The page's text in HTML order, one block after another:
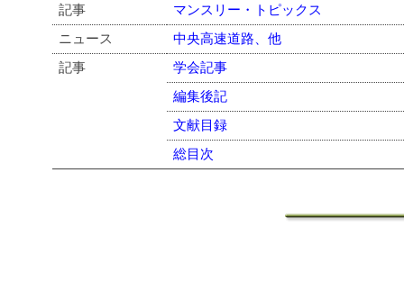
記事
マンスリー・トピックス
ニュース
中央高速道路、他
記事
学会記事
編集後記
文献目録
総目次